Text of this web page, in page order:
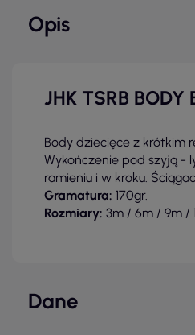
Opis
JHK TSRB BODY
Body dziecięce z krótkim
Wykończenie pod szyją -
ramieniu i w kroku.
Gramatura: 170gr.
Rozmiary: 3m / 6m / 9m /
Dane